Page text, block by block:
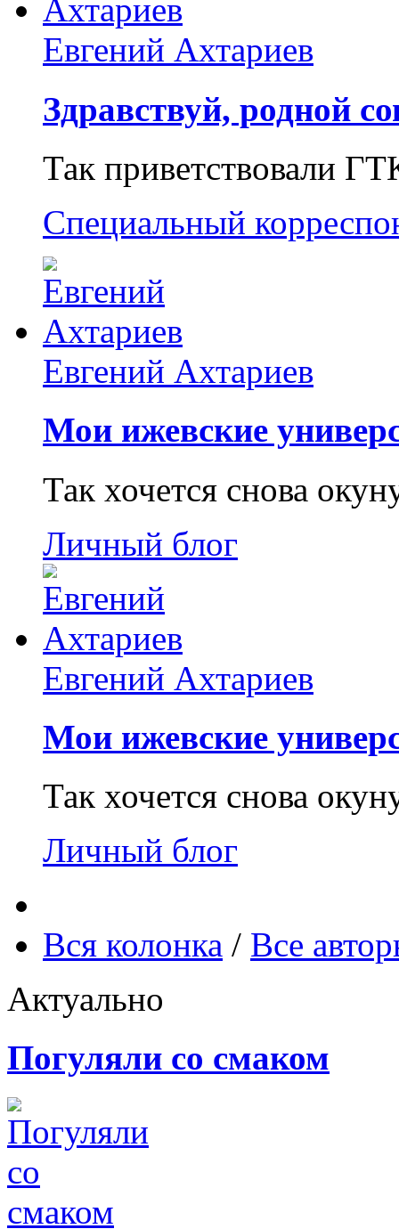
Евгений Ахтариев
Здравствуй, родной
Так приветствовали
Специальный
Евгений Ахтариев
Мои ижевские
Так хочется снова
Личный блог
Евгений Ахтариев
Мои ижевские
Так хочется снова
Личный блог
Вся колонка / Все
Актуально
Погуляли со смаком